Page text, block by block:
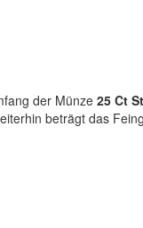
der Münze 25 Ct
beträgt das